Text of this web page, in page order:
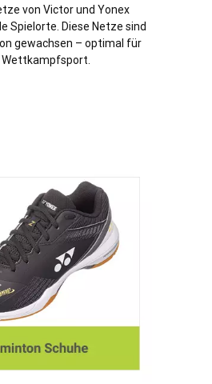
von Victor und Yonex
Spielorte. Diese Netze sind
gewachsen – optimal für
Wettkampfsport.